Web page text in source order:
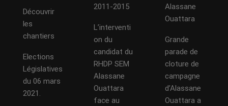
Découvrir
les
chantiers
Elections
Législatives
du 06 mars
2021.
2011-2015
L’interventi
on du
candidat du
RHDP SEM
Alassane
Ouattara
face au
Alassane
Ouattara
Grande
parade de
cloture de
campagne
d’Alassane
Ouattara a